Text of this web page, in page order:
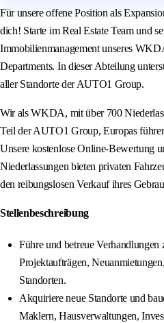
Für unsere offene Position als
dich! Starte im Real Estate Team und
Immobilienmanagement unseres
Departments. In dieser Abteilung
aller Standorte der AUTO1 Group.
Wir als WKDA, mit über 700
Teil der AUTO1 Group, Europas
Unsere kostenlose Online-Bewertung
Niederlassungen bieten privaten
den reibungslosen Verkauf ihres
Stellenbeschreibung
Führe und betreue Verhandlungen
Projektaufträgen,
Standorten.
Akquiriere neue Standorte und
Maklern, Hausverwaltungen,